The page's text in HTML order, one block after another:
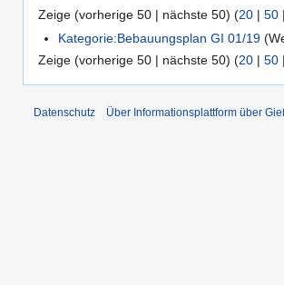
Zeige (vorherige 50 | nächste 50) (20 | 50
Kategorie:Bebauungsplan GI 01/19
Zeige (vorherige 50 | nächste 50) (20 | 50
Datenschutz Über Informationsplattform über